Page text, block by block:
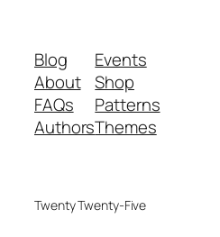
Blog
About
FAQs
Authors
Events
Shop
Patterns
Themes
Twenty Twenty-Five